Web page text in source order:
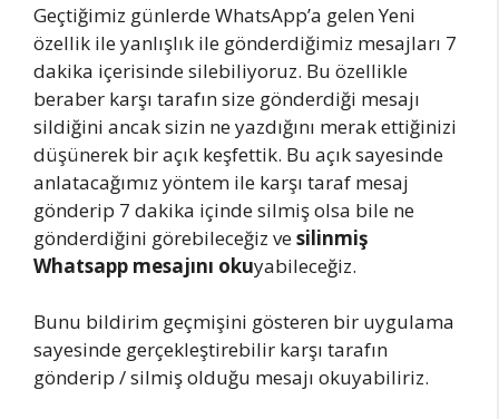
Geçtiğimiz günlerde WhatsApp’a gelen Yeni
özellik ile yanlışlık ile gönderdiğimiz mesajları 7
dakika içerisinde silebiliyoruz. Bu özellikle
beraber karşı tarafın size gönderdiği mesajı
sildiğini ancak sizin ne yazdığını merak ettiğinizi
düşünerek bir açık keşfettik. Bu açık sayesinde
anlatacağımız yöntem ile karşı taraf mesaj
gönderip 7 dakika içinde silmiş olsa bile ne
gönderdiğini görebileceğiz vesilinmiş
Whatsapp mesajını okuyabileceğiz.
Bunu bildirim geçmişini gösteren bir uygulama
sayesinde gerçekleştirebilir karşı tarafın
gönderip / silmiş olduğu mesajı okuyabiliriz.